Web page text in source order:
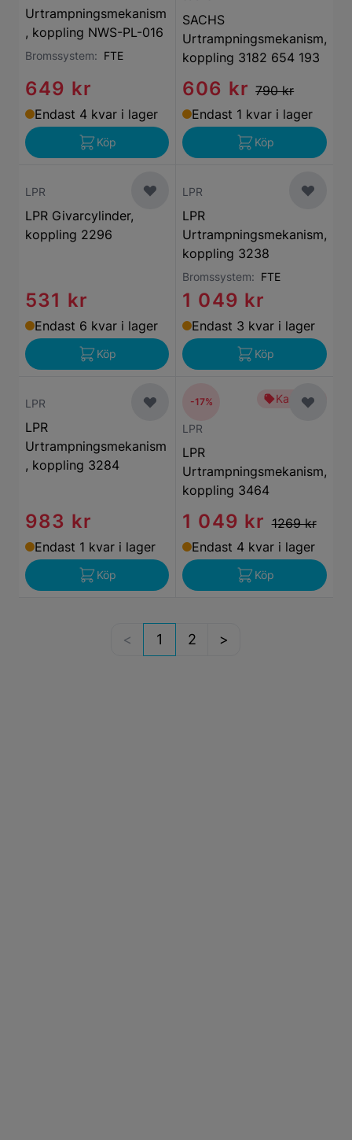
Urtrampningsmekanism
, koppling NWS-PL-016
Bromssystem: FTE
649 kr
Endast 4 kvar i lager
Köp
SACHS
Urtrampningsmekanism,
koppling 3182 654 193
606 kr 790 kr
Endast 1 kvar i lager
Köp
LPR
LPR Givarcylinder,
koppling 2296
531 kr
Endast 6 kvar i lager
Köp
LPR
LPR
Urtrampningsmekanism,
koppling 3238
Bromssystem: FTE
1 049 kr
Endast 3 kvar i lager
Köp
LPR
LPR
Urtrampningsmekanism
, koppling 3284
983 kr
Endast 1 kvar i lager
Köp
Kampanj
LPR
LPR
Urtrampningsmekanism,
koppling 3464
1 049 kr 1269 kr
-17%
Endast 4 kvar i lager
Köp
1 2